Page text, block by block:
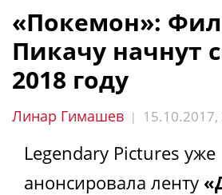
«Покемон»:
Пикачу начнут
2018 году
Линар Гимашев | 15.10.2017,
Legendary Pictures уже
анонсировала ленту